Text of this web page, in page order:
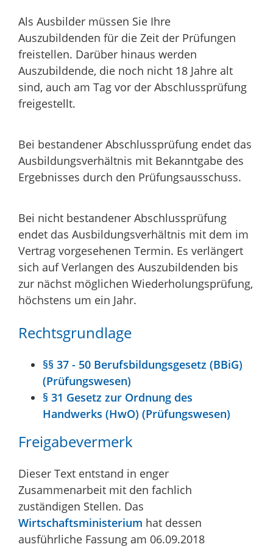
Als Ausbilder müssen Sie Ihre
Auszubildenden für die Zeit der Prüfungen
freistellen. Darüber hinaus werden
Auszubildende, die noch nicht 18 Jahre alt
sind, auch am Tag vor der Abschlussprüfung
freigestellt.
Bei bestandener Abschlussprüfung endet das
Ausbildungsverhältnis mit Bekanntgabe des
Ergebnisses durch den Prüfungsausschuss.
Bei nicht bestandener Abschlussprüfung
endet das Ausbildungsverhältnis mit dem im
Vertrag vorgesehenen Termin. Es verlängert
sich auf Verlangen des Auszubildenden bis
zur nächst möglichen Wiederholungsprüfung,
höchstens um ein Jahr.
Rechtsgrundlage
§§ 37 - 50 Berufsbildungsgesetz (BBiG)
(Prüfungswesen)
§ 31 Gesetz zur Ordnung des
Handwerks (HwO) (Prüfungswesen)
Freigabevermerk
Dieser Text entstand in enger
Zusammenarbeit mit den fachlich
zuständigen Stellen. Das
Wirtschaftsministerium hat dessen
ausführliche Fassung am 06.09.2018